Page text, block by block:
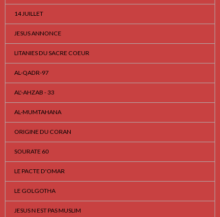
14 JUILLET
JESUS ANNONCE
LITANIES DU SACRE COEUR
AL-QADR-97
AL'-AHZAB - 33
AL-MUMTAHANA
ORIGINE DU CORAN
SOURATE 60
LE PACTE D'OMAR
LE GOLGOTHA
JESUS N EST PAS MUSLIM